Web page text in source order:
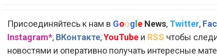
Присоединяйтесь к нам в Google News, Twitter,
Instagram*, ВКонтакте,YouTube и RSS чтобы
новостями и оперативно получать интересные